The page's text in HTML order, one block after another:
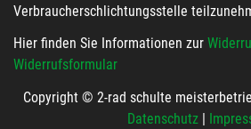
Verbraucherschlichtungsstelle
Hier finden Sie Informationen zur
Widerrufsformular
Copyright © 2-rad schulte
Datenschutz|